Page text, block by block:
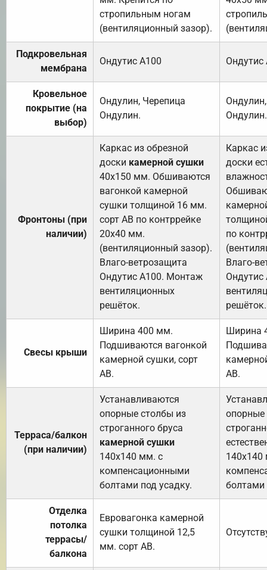
стропильным ногам
(вентиляционный зазор).
Подкровельная
мембрана
Ондутис А100 Ондутис
Кровельное
покрытие (на
выбор)
Ондулин, Черепица
Ондулин.
Ондулин.
Фронтоны (при
наличии)
Каркас из обрезной
доски камерной сушки
40х150 мм. Обшиваются
вагонкой камерной
сушки толщиной 16 мм.
сорт АВ по контррейке
20х40 мм.
(вентиляционный зазор).
Влаго-ветрозащита
Ондутис А100. Монтаж
вентиляционных
решёток.
Каркас
доски
по
Влаго-
решёток.
Свесы крыши
Ширина 400 мм.
Подшиваются вагонкой
камерной сушки, сорт
АВ.
Ширина
АВ.
Терраса/балкон
(при наличии)
Устанавливаются
опорные столбы из
строганного бруса
камерной сушки
140х140 мм. с
компенсационными
болтами под усадку.
опорные
140х140
болтами
Отделка
потолка
террасы/
балкона
Евровагонка камерной
сушки толщиной 12,5
мм. сорт АВ.